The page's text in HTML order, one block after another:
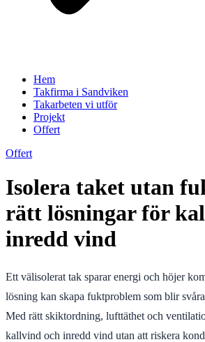
Hem
Takfirma i Sandviken
Takarbeten vi utför
Projekt
Offert
Offert
Isolera taket utan
rätt lösningar för
inredd vind
Ett välisolerat tak sparar energi och höjer
lösning kan skapa fuktproblem som blir
Med rätt skiktordning, lufttäthet och
kallvind och inredd vind utan att riskera